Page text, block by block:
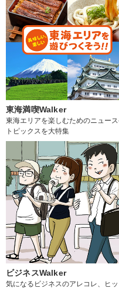
東海満喫Walker
東海エリアを楽しむためのニュー
トピックスを大特集
ビジネスWalker
気になるビジネスのアレコレ、ヒッ